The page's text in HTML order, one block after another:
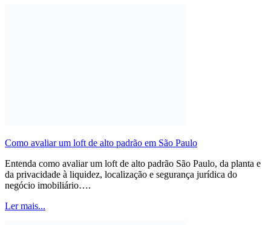
Como avaliar um loft de alto padrão em São Paulo
Entenda como avaliar um loft de alto padrão São Paulo, da planta e
da privacidade à liquidez, localização e segurança jurídica do
negócio imobiliário….
Ler mais...